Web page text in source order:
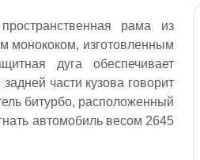
рама из
монококом, изготовленным
дуга обеспечивает
части кузова говорит
битурбо, расположенный
автомобиль весом 2645